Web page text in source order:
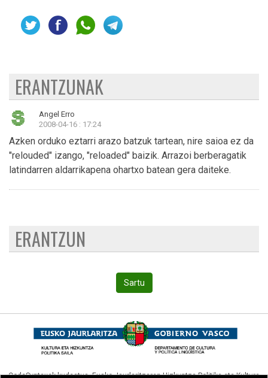
ERANTZUNAK
Angel Erro
2008-04-16 : 17:24
Azken orduko eztarri arazo batzuk tartean, nire saioa ez da
"relouded" izango, "reloaded" baizik. Arrazoi berberagatik
latindarren aldarrikapena ohartxo batean gera daiteke.
ERANTZUN
Sartu
CodeSyntaxek kudeatua,Eusko Jaurlaritzaren Hizkuntza Politika eta Kultura